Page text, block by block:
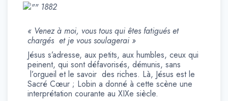
1882
« Venez à moi, vous tous qui êtes fatigués et
chargés et je vous soulagerai »
Jésus s’adresse, aux petits, aux humbles, ceux qui
peinent, qui sont défavorisés, démunis, sans
l’orgueil et le savoir des riches. Là, Jésus est le
Sacré Cœur ; Lobin a donné à cette scène une
interprétation courante au XIXe siècle.